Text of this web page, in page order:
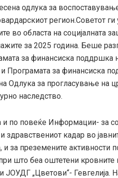
одлука за
регион.Советот
во областа на социјалната
за 2025 година. Беше
за финансиска поддршка
Програмата за финансиска
Одлука за прогласување на
наследство.
по повеќе Информации- за
здравствениот кадар во
и за преземените активности
што беа оштетени
ЈОУДГ „Цветови“- Гевгелија.